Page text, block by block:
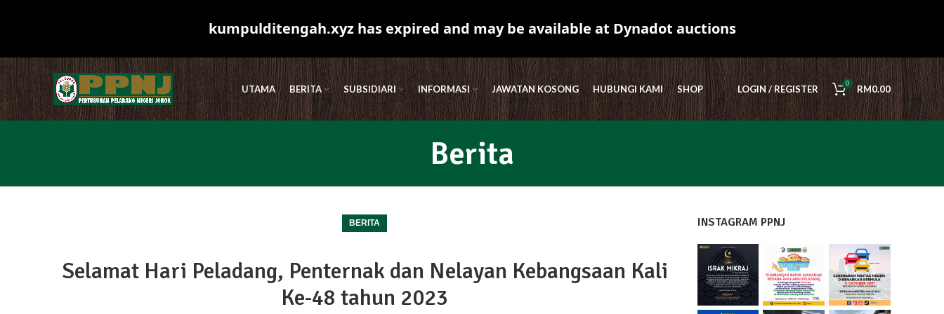
UTAMA BERITA SUBSIDIARI INFORMASI JAWATAN KOSONG HUBUNGI KAMI SHOP LOGIN / REGISTER 0 RM0.00
Berita
BERITA
Selamat Hari Peladang, Penternak dan Nelayan Kebangsaan Kali
Ke-48 tahun 2023
INSTAGRAM PPNJ
kumpulditengah.xyz has expired and may be available at Dynadot auctions